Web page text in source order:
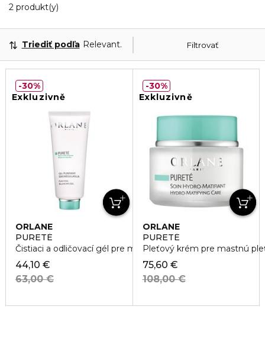
2 produkt(y)
Filtrovať
Triediť podľa Relevantnosť
Exkluzivně
ORLANE
PURETÉ
Čistiaci a odličovací gél pre mastnú pleť
44,10 €
63,00 €
30%
Exkluzivně
ORLANE
PURETÉ
Pleťový krém pre mastnú
75,60 €
108,00 €
30%